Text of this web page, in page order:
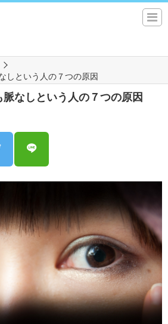
しという人の７つの原因
なしという人の７つの原因